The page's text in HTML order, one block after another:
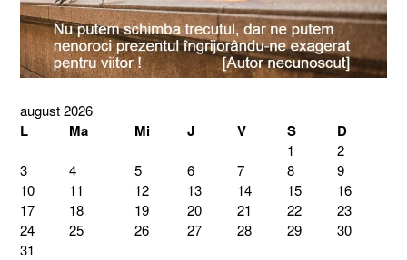
august 2026
L Ma Mi J V S D
1
2
3
4 5 6 7 8
9
10
11 12 13 14 15
16
17
18 19 20 21 22
23
24
25 26 27 28 29
30
31